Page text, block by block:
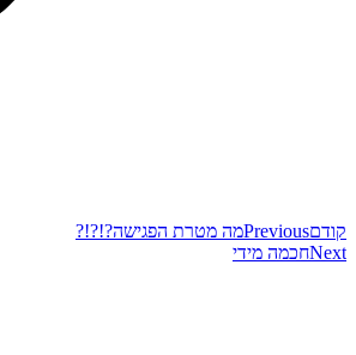
קודםPreviousמה מטרת הפגישה?!?!?
Nextחכמה מידי